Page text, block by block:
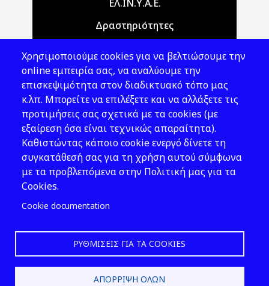
ΕΛ.ΙΝ.Υ.Α.Ε.
Δραστηριότητες
Νομοθεσία
Εκδόσεις
Νέα - Εκδηλώσεις
Ακολουθήστε μας
Χρησιμοποιούμε cookies για να βελτιώσουμε την
online εμπειρία σας, να αναλύουμε την
επισκεψιμότητα στον διαδικτυακό τόπο μας
κ.λπ. Μπορείτε να επιλέξετε και να αλλάξετε τις
προτιμήσεις σας σχετικά με τα cookies (με
εξαίρεση όσα είναι τεχνικώς απαραίτητα).
Καθιστώντας κάποιο cookie ενεργό δίνετε τη
συγκατάθεσή σας για τη χρήση αυτού σύμφωνα
με τα προβλεπόμενα στην Πολιτική μας για τα
Cookies.
Cookie documentation
ΡΥΘΜΊΣΕΙΣ ΓΙΑ ΤΑ COOKIES
ΑΠΌΡΡΙΨΗ ΌΛΩΝ
2026 © ΕΛ.ΙΝ.Υ.Α.Ε.